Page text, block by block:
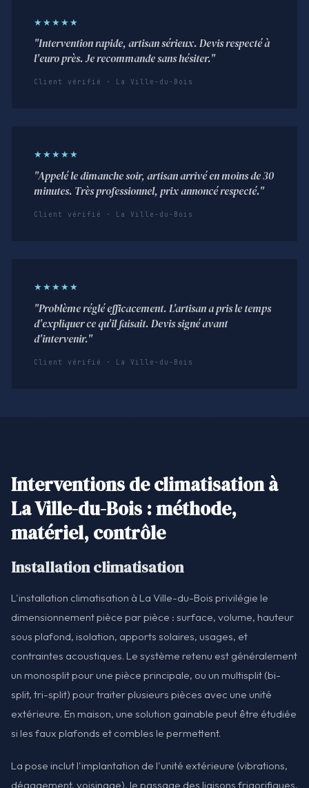
★★★★★
"Intervention rapide, artisan sérieux. Devis respecté à
l'euro près. Je recommande sans hésiter."
Client vérifié · La Ville-du-Bois
★★★★★
"Appelé le dimanche soir, artisan arrivé en moins de 30
minutes. Très professionnel, prix annoncé respecté."
Client vérifié · La Ville-du-Bois
★★★★★
"Problème réglé efficacement. L'artisan a pris le temps
d'expliquer ce qu'il faisait. Devis signé avant
d'intervenir."
Client vérifié · La Ville-du-Bois
Interventions de climatisation à
La Ville-du-Bois : méthode,
matériel, contrôle
Installation climatisation
L'installation climatisation à La Ville-du-Bois privilégie le
dimensionnement pièce par pièce : surface, volume, hauteur
sous plafond, isolation, apports solaires, usages, et
contraintes acoustiques. Le système retenu est généralement
un monosplit pour une pièce principale, ou un multisplit (bi-
split, tri-split) pour traiter plusieurs pièces avec une unité
extérieure. En maison, une solution gainable peut être étudiée
si les faux plafonds et combles le permettent.
La pose inclut l'implantation de l'unité extérieure (vibrations,
dégagement, voisinage), le passage des liaisons frigorifiques,